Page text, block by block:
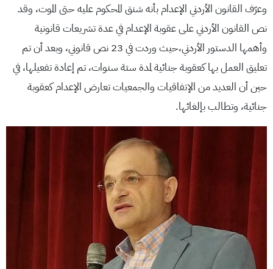
وعرّف القانون الأردني الإعدام بأنه شنق المحكوم عليه حتى الموت، وقد
نص القانون الأردني على عقوبة الإعدام في عدة تشريعات قانونية
وأهمها الدستور الأردني،حيث وردت في 23 نص قانوني، وبعد أن تم
تعليق العمل بها كعقوبة جنائية لمدة ستة سنوات، تم إعادة تفعيلها، في
حين أن العديد من الإتفاقيات والجمعيات تعارض الإعدام كعقوبة
جنائية، وتطالب بإلغائها.